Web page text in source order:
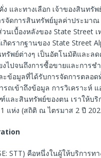
และทางเลือก เจ้าของสินทรั
จัดการสินทรัพย์มูลค่าประมา
นเบื้องหลังของ State Street
กิดรากฐานของ State Street
รัพย์ต่างๆ เป็นอัตโนมัติและล
งไปจนถึงการซื้อขายและการ
ข้อมูลที่ได้รับการจัดการตลอ
รถเข้าถึงข้อมูล การวิเคราะห์
ละสินทรัพย์ของตน เราให้บริ
แห่ง (สถิติ ณ ไตรมาส 2 ปี
STT) คือหนึ่งในผู้ให้บริการ